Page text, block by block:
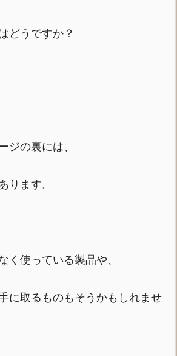
どうですか？
ジの裏には、
ります。
く使っている製品や、
に取るものもそうかもしれませ